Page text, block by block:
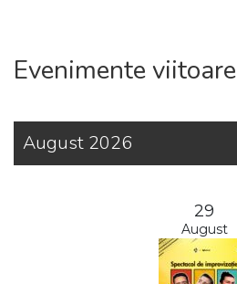
Evenimente viitoare
August 2026
29
August